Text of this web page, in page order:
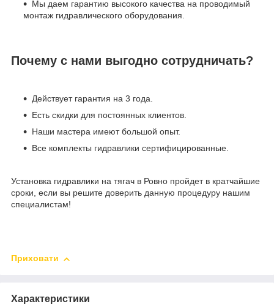
Мы даем гарантию высокого качества на проводимый
монтаж гидравлического оборудования.
Почему с нами выгодно сотрудничать?
Действует гарантия на 3 года.
Есть скидки для постоянных клиентов.
Наши мастера имеют большой опыт.
Все комплекты гидравлики сертифицированные.
Установка гидравлики на тягач в Ровно пройдет в кратчайшие
сроки, если вы решите доверить данную процедуру нашим
специалистам!
Приховати
Характеристики